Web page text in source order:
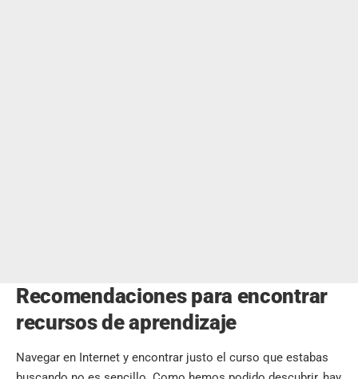
Recomendaciones para encontrar
recursos de aprendizaje
Navegar en Internet y encontrar justo el curso que estabas